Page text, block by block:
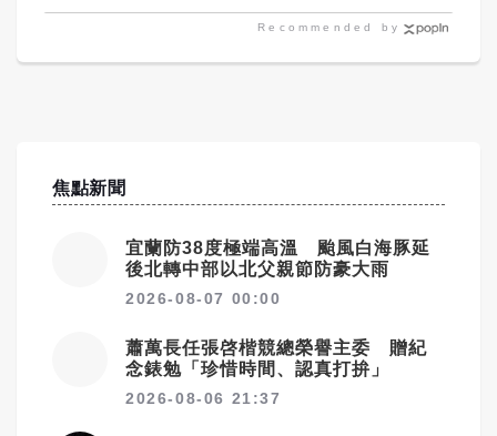
對支持綠化
Recommended by
焦點新聞
宜蘭防38度極端高溫 颱風白海豚延
後北轉中部以北父親節防豪大雨
2026-08-07 00:00
蕭萬長任張啓楷競總榮譽主委 贈紀
念錶勉「珍惜時間、認真打拚」
2026-08-06 21:37